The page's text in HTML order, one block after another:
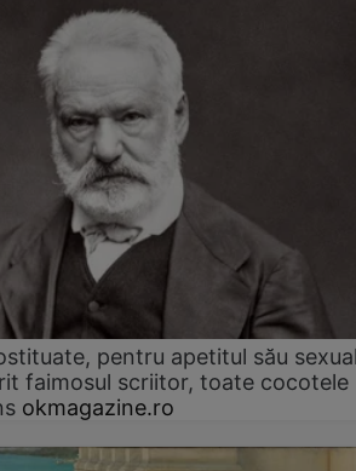
pentru apetitul său
faimosul scriitor, toate cocotele
okmagazine.ro